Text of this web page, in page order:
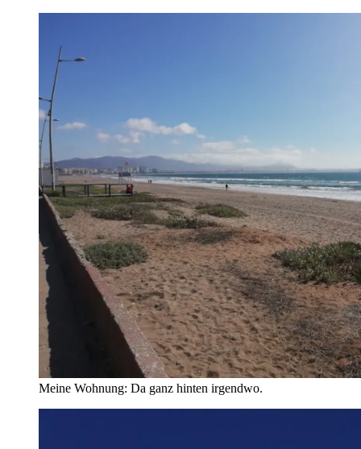
Meine Wohnung: Da ganz hinten irgendwo.